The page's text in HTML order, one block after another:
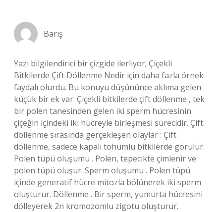
Barış
Yazı bilgilendirici bir çizgide ilerliyor; Çiçekli
Bitkilerde Çift Döllenme Nedir için daha fazla örnek
faydalı olurdu. Bu konuyu düşününce aklıma gelen
küçük bir ek var: Çiçekli bitkilerde çift döllenme , tek
bir polen tanesinden gelen iki sperm hücresinin
çiçeğin içindeki iki hücreyle birleşmesi sürecidir. Çift
döllenme sırasında gerçekleşen olaylar : Çift
döllenme, sadece kapalı tohumlu bitkilerde görülür.
Polen tüpü oluşumu . Polen, tepecikte çimlenir ve
polen tüpü oluşur. Sperm oluşumu . Polen tüpü
içinde generatif hücre mitozla bölünerek iki sperm
oluşturur. Döllenme . Bir sperm, yumurta hücresini
dölleyerek 2n kromozomlu zigotu oluşturur.